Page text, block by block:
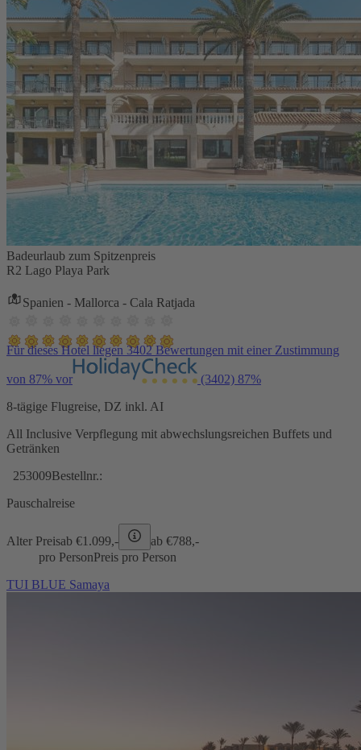
Badeurlaub zum Spitzenpreis
R2 Lago Playa Park
Spanien - Mallorca - Cala Ratjada
Für dieses Hotel liegen 3402 Bewertungen mit einer Zustimmung
von 87% vor (3402) 87%
8-tägige Flugreise, DZ inkl. AI
All Inclusive Verpflegung mit abwechslungsreichen Buffets und
Getränken
253009Bestellnr.:
Pauschalreise
Alter Preisab €1.099,- ab €788,-
pro PersonPreis pro Person
TUI BLUE Samaya